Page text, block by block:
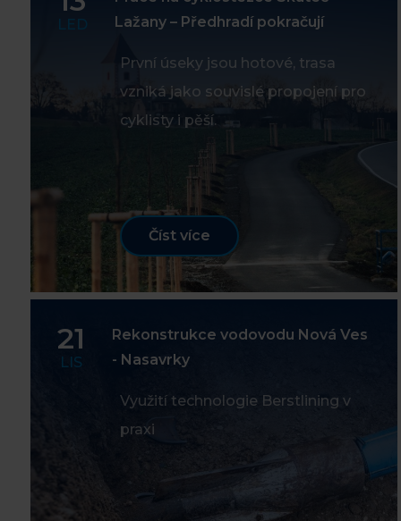
LED
Lažany – Předhradí pokračují
První úseky jsou hotové, trasa
vzniká jako souvislé propojení pro
cyklisty i pěší.
Číst více
21
LIS
Rekonstrukce vodovodu Nová Ves
- Nasavrky
Využití technologie Berstlining v
praxi